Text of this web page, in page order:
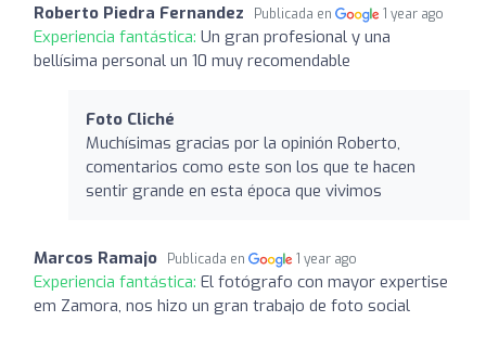
Roberto Piedra Fernandez Publicada en 1 year ago
Experiencia fantástica: Un gran profesional y una
bellísima personal un 10 muy recomendable
Foto Cliché
Muchísimas gracias por la opinión Roberto,
comentarios como este son los que te hacen
sentir grande en esta época que vivimos
Marcos Ramajo Publicada en 1 year ago
Experiencia fantástica: El fotógrafo con mayor expertise
em Zamora, nos hizo un gran trabajo de foto social